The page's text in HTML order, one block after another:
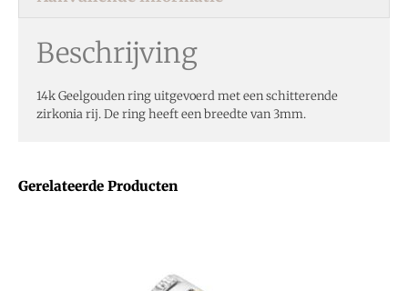
Gerelateerde Producten
Beschrijving
14k Geelgouden ring uitgevoerd met een schitterende
zirkonia rij. De ring heeft een breedte van 3mm.